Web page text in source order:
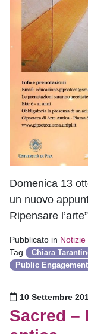
Domenica 13
un nuovo
Ripensare
Pubblicato in
Tag
Chiara
Public Engagement
Pubblicato il
10 Settembre
Sacred –